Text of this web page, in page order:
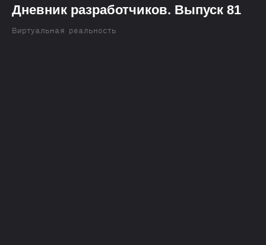
Дневник разработчиков. Выпуск 81
Виртуальная реальность